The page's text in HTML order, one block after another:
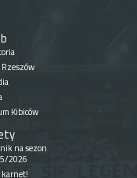
Rzeszów
Kibiców
na sezon
2026
karnet!